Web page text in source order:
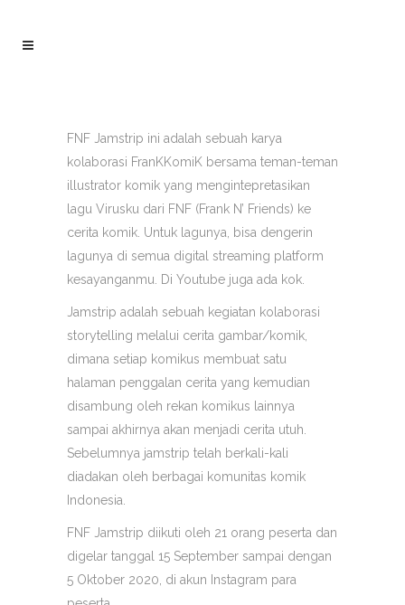
FNF Jamstrip ini adalah sebuah karya
kolaborasi FranKKomiK bersama teman-teman
illustrator komik yang mengintepretasikan
lagu Virusku dari FNF (Frank N’ Friends) ke
cerita komik. Untuk lagunya, bisa dengerin
lagunya di semua digital streaming platform
kesayanganmu. Di Youtube juga ada kok.
Jamstrip adalah sebuah kegiatan kolaborasi
storytelling melalui cerita gambar/komik,
dimana setiap komikus membuat satu
halaman penggalan cerita yang kemudian
disambung oleh rekan komikus lainnya
sampai akhirnya akan menjadi cerita utuh.
Sebelumnya jamstrip telah berkali-kali
diadakan oleh berbagai komunitas komik
Indonesia.
FNF Jamstrip diikuti oleh 21 orang peserta dan
digelar tanggal 15 September sampai dengan
5 Oktober 2020, di akun Instagram para